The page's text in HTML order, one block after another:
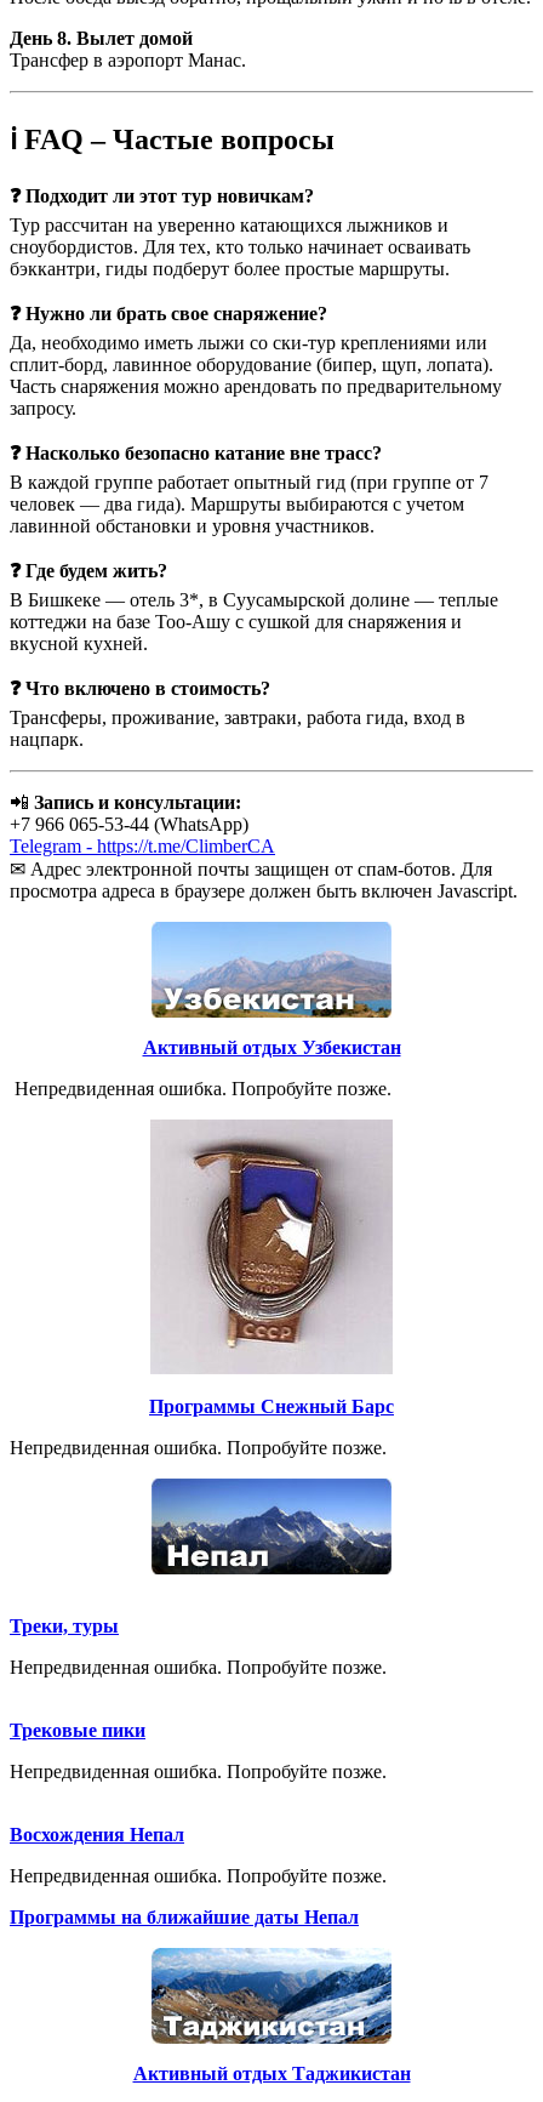
День 8. Вылет домой
Трансфер в аэропорт Манас.
ℹ️ FAQ – Частые вопросы
❓ Подходит ли этот тур новичкам?
Тур рассчитан на уверенно катающихся лыжников и
сноубордистов. Для тех, кто только начинает осваивать
бэккантри, гиды подберут более простые маршруты.
❓ Нужно ли брать свое снаряжение?
Да, необходимо иметь лыжи со ски-тур креплениями или
сплит-борд, лавинное оборудование (бипер, щуп, лопата).
Часть снаряжения можно арендовать по предварительному
запросу.
❓ Насколько безопасно катание вне трасс?
В каждой группе работает опытный гид (при группе от 7
человек — два гида). Маршруты выбираются с учетом
лавинной обстановки и уровня участников.
❓ Где будем жить?
В Бишкеке — отель 3*, в Суусамырской долине — теплые
коттеджи на базе Тоо-Ашу с сушкой для снаряжения и
вкусной кухней.
❓ Что включено в стоимость?
Трансферы, проживание, завтраки, работа гида, вход в
нацпарк.
📲 Запись и консультации:
+7 966 065-53-44 (WhatsApp)
Telegram - https://t.me/ClimberCA
✉ Адрес электронной почты защищен от спам-ботов. Для
просмотра адреса в браузере должен быть включен Javascript.
Активный отдых Узбекистан
Непредвиденная ошибка. Попробуйте позже.
Программы Снежный Барс
Непредвиденная ошибка. Попробуйте позже.
Треки, туры
Непредвиденная ошибка. Попробуйте позже.
Трековые пики
Непредвиденная ошибка. Попробуйте позже.
Восхождения Непал
Непредвиденная ошибка. Попробуйте позже.
Программы на ближайшие даты Непал
Активный отдых Таджикистан